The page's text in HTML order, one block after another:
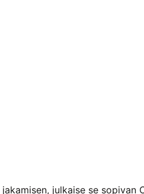
julkaise se sopivan